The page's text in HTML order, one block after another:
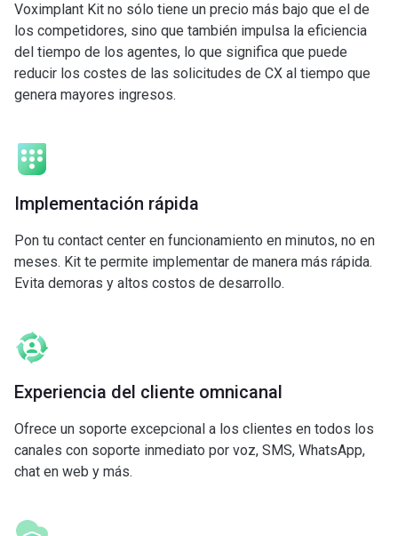
Voximplant Kit no sólo tiene un precio más bajo que el de
los competidores, sino que también impulsa la eficiencia
del tiempo de los agentes, lo que significa que puede
reducir los costes de las solicitudes de CX al tiempo que
genera mayores ingresos.
Implementación rápida
Pon tu contact center en funcionamiento en minutos, no en
meses. Kit te permite implementar de manera más rápida.
Evita demoras y altos costos de desarrollo.
Experiencia del cliente omnicanal
Ofrece un soporte excepcional a los clientes en todos los
canales con soporte inmediato por voz, SMS, WhatsApp,
chat en web y más.